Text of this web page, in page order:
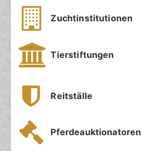
Zuchtinstitutionen
Tierstiftungen
Reitställe
Pferdeauktionatoren